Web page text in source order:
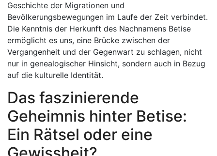
Geschichte der Migrationen und
Bevölkerungsbewegungen im Laufe der Zeit verbindet.
Die Kenntnis der Herkunft des Nachnamens Betise
ermöglicht es uns, eine Brücke zwischen der
Vergangenheit und der Gegenwart zu schlagen, nicht
nur in genealogischer Hinsicht, sondern auch in Bezug
auf die kulturelle Identität.
Das faszinierende
Geheimnis hinter Betise:
Ein Rätsel oder eine